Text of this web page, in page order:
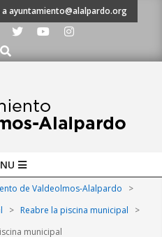
a ayuntamiento@alalpardo.org
Buscar
de Valdeolmos-Alalpardo
>
> Reabre la piscina municipal
>
municipal